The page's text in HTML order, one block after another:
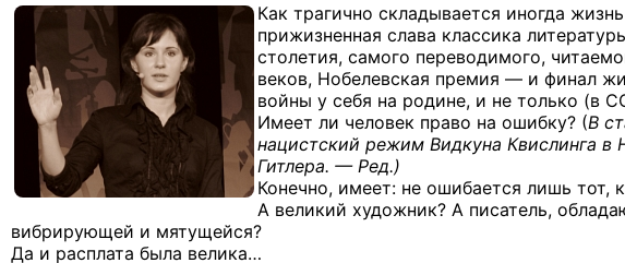
Как трагично складывается иногда
прижизненная слава классика
столетия, самого переводимого,
веков, Нобелевская премия — и финал
войны у себя на родине, и не только (в
Имеет ли человек право на ошибку? (В
нацистский режим Видкуна Квислинга в
Гитлера. — Ред.)
Конечно, имеет: не ошибается лишь тот,
А великий художник? А писатель,
вибрирующей и мятущейся?
Да и расплата была велика…